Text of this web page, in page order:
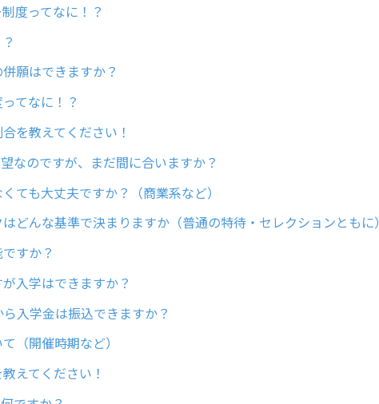
度ってなに！？
願はできますか？
てなに！？
を教えてください！
なのですが、まだ間に合いますか？
ても大丈夫ですか？（商業系など）
どんな基準で決まりますか（普通の特待・セレクションともに）
すか？
入学はできますか？
入学金は振込できますか？
（開催時期など）
えてください！